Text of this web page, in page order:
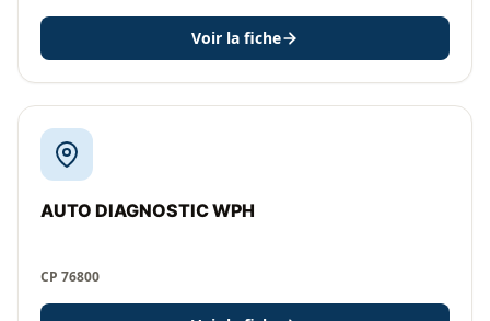
Voir la fiche
AUTO DIAGNOSTIC WPH
CP 76800